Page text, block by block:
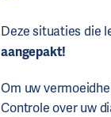
Deze situaties die
aangepakt!
Om uw
Controle over uw